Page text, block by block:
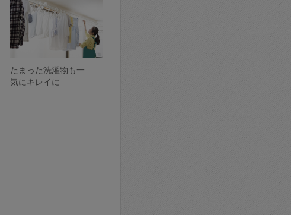
たまった洗濯物も一
気にキレイに